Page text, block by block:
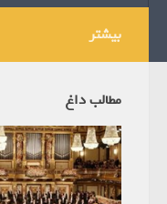
بیشتر
مطالب داغ